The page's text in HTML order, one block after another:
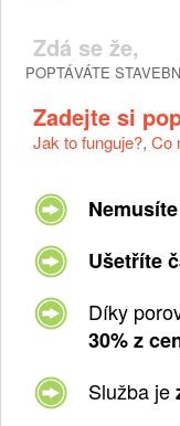
Zdá se že,
POPTÁVÁTE
Zadejte si
Jak to funguje?, Co
Nemusíte
Ušetříte
Díky
30% z
Služba je